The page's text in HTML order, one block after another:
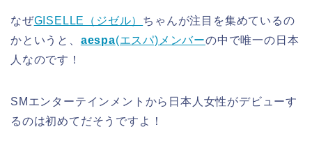
なぜGISELLE（ジゼル） ちゃんが注目を集めているの
かというと、 aespa(エスパ)メンバーの中で唯一の 日本
人なのです！
SMエンターテインメントから日本人女性がデビューす
るのは初めてだそうですよ！